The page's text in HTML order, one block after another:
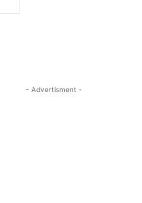
- Advertisment -